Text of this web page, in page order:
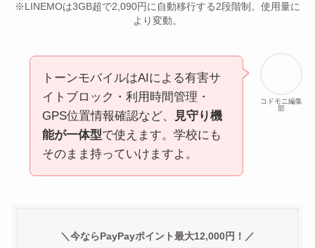
※LINEMOは3GB超で2,090円に自動移行する2段階制。使用量に
より変動。
コドモニ編集
部
トーンモバイルはAIによる有害サ
イトブロック・利用時間管理・
GPS位置情報確認など、
見守り機
能が一体型で使えます。学校にも
そのまま持っていけますよ。
＼今ならPayPayポイント最大12,000円！／